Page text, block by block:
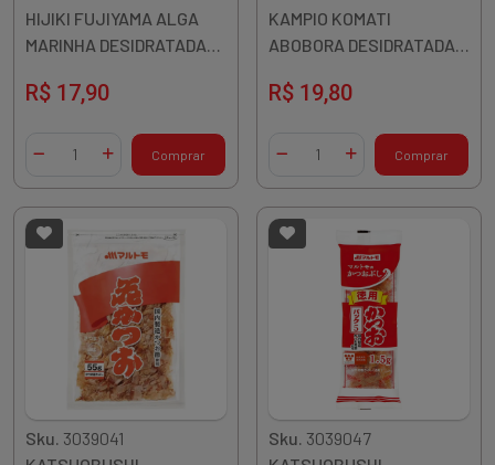
HIJIKI FUJIYAMA ALGA
MARINHA DESIDRATADA
R$ 17,90
Diminuir QuantidadeAdicionar Quantidade
Comprar
KAMPIO KOMATI
ABOBORA DESIDRATADA
R$ 19,80
Diminuir QuantidadeAdicionar Quantidade
Comprar
Sku. 3039041
Sku. 3039047